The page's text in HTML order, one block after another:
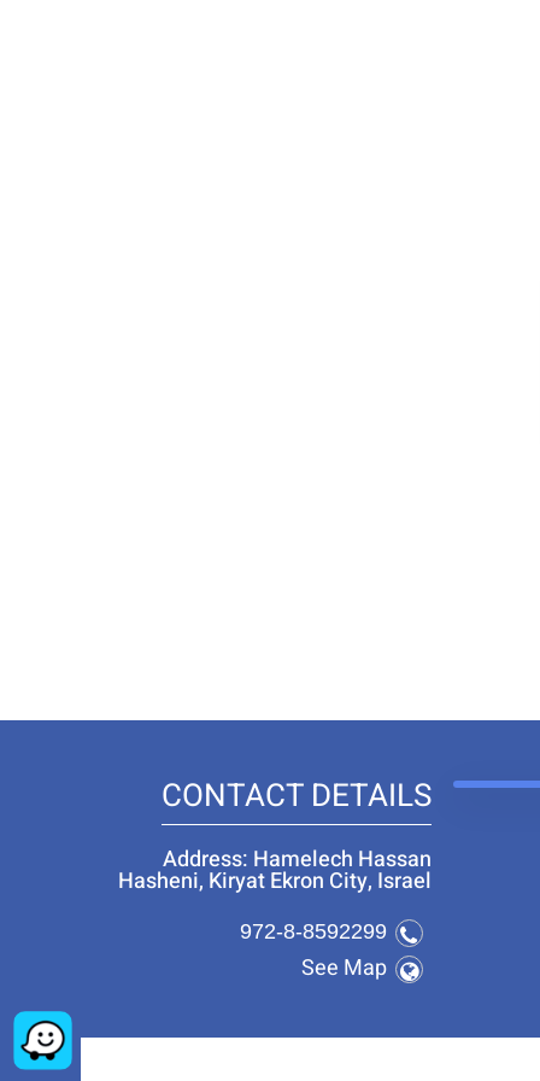
CONTACT DETAILS
Address: Hamelech Hassan
Hasheni, Kiryat Ekron City, Israel
972-8-8592299
See Map